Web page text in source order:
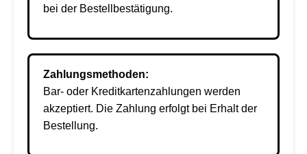
bei der Bestellbestätigung.
Zahlungsmethoden:
Bar- oder Kreditkartenzahlungen werden
akzeptiert. Die Zahlung erfolgt bei Erhalt der
Bestellung.